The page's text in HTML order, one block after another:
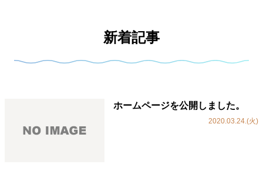
新着記事
ホームページを公開しました。
2020.03.24.(火)